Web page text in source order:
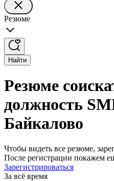
Резюме
Найти
Резюме
должность
Байкалово
Чтобы видеть все резюме,
После регистрации покажем
Зарегистрироваться
За всё время